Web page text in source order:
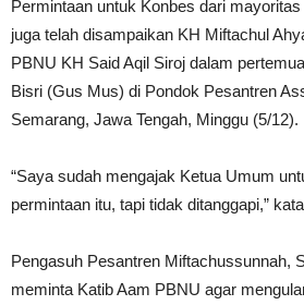
Permintaan untuk Konbes dari
juga telah disampaikan KH Miftachul
PBNU KH Said Aqil Siroj dalam
Bisri (Gus Mus) di Pondok Pesantren
Semarang, Jawa Tengah, Minggu (5/12).
“Saya sudah mengajak Ketua Umum
permintaan itu, tapi tidak ditanggapi,”
Pengasuh Pesantren Miftachussunnah,
meminta Katib Aam PBNU agar